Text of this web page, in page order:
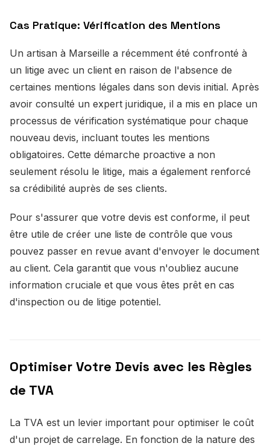
Cas Pratique: Vérification des Mentions
Un artisan à Marseille a récemment été confronté à
un litige avec un client en raison de l'absence de
certaines mentions légales dans son devis initial. Après
avoir consulté un expert juridique, il a mis en place un
processus de vérification systématique pour chaque
nouveau devis, incluant toutes les mentions
obligatoires. Cette démarche proactive a non
seulement résolu le litige, mais a également renforcé
sa crédibilité auprès de ses clients.
Pour s'assurer que votre devis est conforme, il peut
être utile de créer une liste de contrôle que vous
pouvez passer en revue avant d'envoyer le document
au client. Cela garantit que vous n'oubliez aucune
information cruciale et que vous êtes prêt en cas
d'inspection ou de litige potentiel.
Optimiser Votre Devis avec les Règles
de TVA
La TVA est un levier important pour optimiser le coût
d'un projet de carrelage. En fonction de la nature des